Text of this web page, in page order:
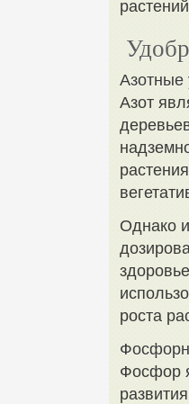
Азотные
Азот
Однако
роста
Фосфор